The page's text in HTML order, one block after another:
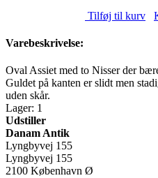
Tilføj til kurv
Varebeskrivelse:
Oval Assiet med to Nisser der
Guldet på kanten er slidt men
uden skår.
Lager: 1
Udstiller
Danam Antik
Lyngbyvej 155
Lyngbyvej 155
2100 København Ø